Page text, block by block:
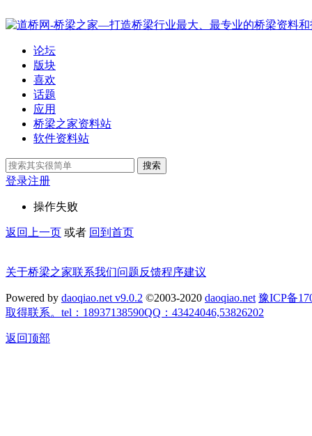
论坛
版块
喜欢
话题
应用
桥梁之家资料站
软件资料站
搜索
登录注册
操作失败
返回上一页 或者 回到首页
关于桥梁之家联系我们问题反馈程序建议
Powered by daoqiao.net v9.0.2 ©2003-2020 daoqiao.net 豫ICP备
取得联系。tel：18937138590QQ：43424046,53826202
返回顶部